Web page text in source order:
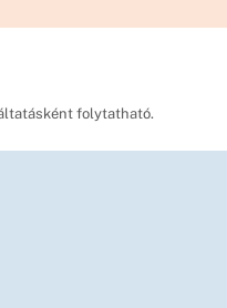
folytatható.